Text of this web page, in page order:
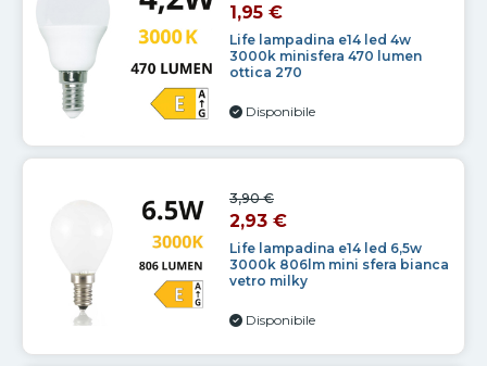
Life lampadina e14 led 4w
3000k minisfera 470 lumen
ottica 270
1,95 €
Disponibile
Life lampadina e14 led 6,5w
3000k 806lm mini sfera bianca
vetro milky
3,90 €
2,93 €
Disponibile